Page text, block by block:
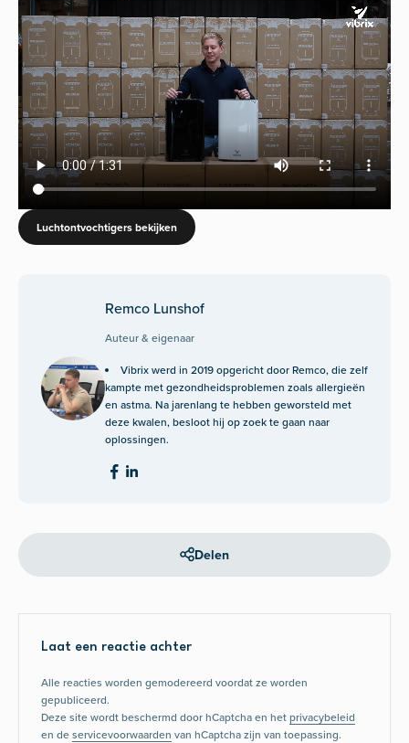
Luchtontvochtigers bekijken
Remco Lunshof
Auteur & eigenaar
Vibrix werd in 2019 opgericht door Remco, die zelf
kampte met gezondheidsproblemen zoals allergieën
en astma. Na jarenlang te hebben geworsteld met
deze kwalen, besloot hij op zoek te gaan naar
oplossingen.
Delen
Laat een reactie achter
Alle reacties worden gemodereerd voordat ze worden
gepubliceerd.
Deze site wordt beschermd door hCaptcha en hetprivacybeleid
en deservicevoorwaarden van hCaptcha zijn van toepassing.